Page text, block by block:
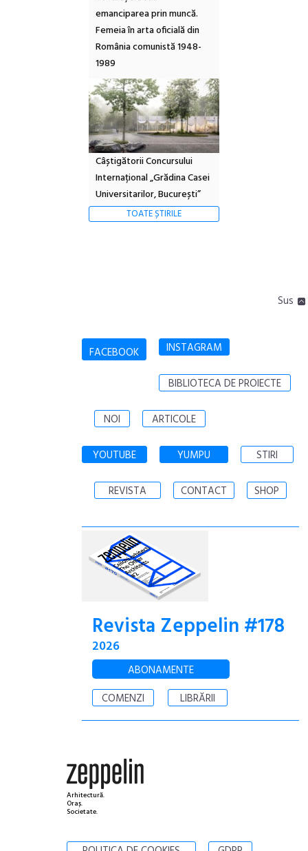
emanciparea prin muncă.
Femeia în arta oficială din
România comunistă 1948-
1989
Câștigătorii Concursului
Internațional „Grădina Casei
Universitarilor, București”
TOATE ȘTIRILE
Sus
FACEBOOK INSTAGRAM
BIBLIOTECA DE PROIECTE
NOI ARTICOLE
YOUTUBE YUMPU STIRI
REVISTA CONTACT SHOP
Revista Zeppelin #178
2026
ABONAMENTE
COMENZI
LIBRĂRII
Arhitectură.
Oraș.
Societate.